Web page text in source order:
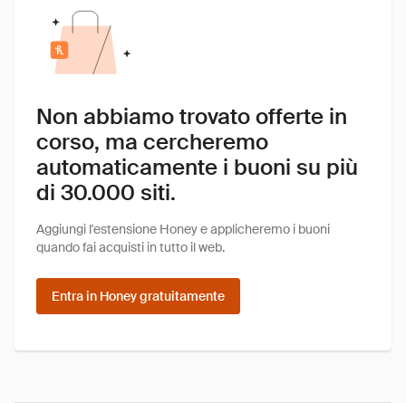
Non abbiamo trovato offerte in
corso, ma cercheremo
automaticamente i buoni su più
di 30.000 siti.
Aggiungi l'estensione Honey e applicheremo i buoni
quando fai acquisti in tutto il web.
Entra in Honey gratuitamente